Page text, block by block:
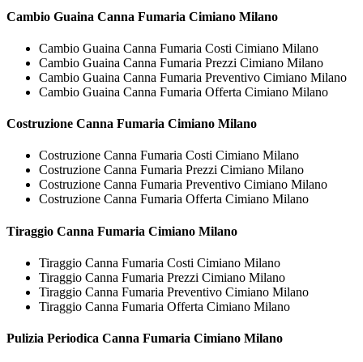
Cambio Guaina Canna Fumaria Cimiano Milano
Cambio Guaina Canna Fumaria Costi Cimiano Milano
Cambio Guaina Canna Fumaria Prezzi Cimiano Milano
Cambio Guaina Canna Fumaria Preventivo Cimiano Milano
Cambio Guaina Canna Fumaria Offerta Cimiano Milano
Costruzione Canna Fumaria Cimiano Milano
Costruzione Canna Fumaria Costi Cimiano Milano
Costruzione Canna Fumaria Prezzi Cimiano Milano
Costruzione Canna Fumaria Preventivo Cimiano Milano
Costruzione Canna Fumaria Offerta Cimiano Milano
Tiraggio Canna Fumaria Cimiano Milano
Tiraggio Canna Fumaria Costi Cimiano Milano
Tiraggio Canna Fumaria Prezzi Cimiano Milano
Tiraggio Canna Fumaria Preventivo Cimiano Milano
Tiraggio Canna Fumaria Offerta Cimiano Milano
Pulizia Periodica Canna Fumaria Cimiano Milano